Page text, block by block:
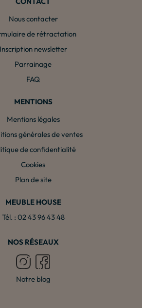
Nous contacter
de rétractation
Inscription newsletter
Parrainage
FAQ
MENTIONS
Mentions légales
générales de ventes
de confidentialité
Cookies
Plan de site
MEUBLE HOUSE
Tél. : 02 43 96 43 48
NOS RÉSEAUX
Notre blog